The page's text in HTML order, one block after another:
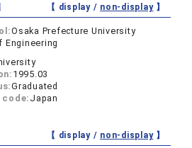
【 display / non-display】
Osaka Prefecture University
Engineering
1995.03
Graduated
Japan
【 display / non-display】